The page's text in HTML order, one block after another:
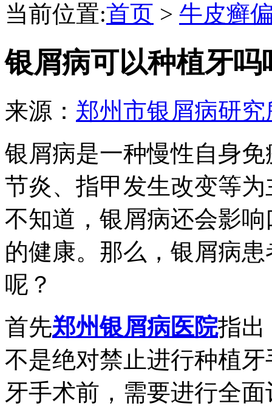
当前位置:首页 > 牛皮癣
银屑病可以种植牙吗
来源： 郑州市银屑病研究
银屑病是一种慢性自身
节炎、指甲发生改变等
不知道，银屑病还会影
的健康。那么，银屑病
呢？
首先郑州银屑病医院指出
不是绝对禁止进行种植
牙手术前，需要进行全